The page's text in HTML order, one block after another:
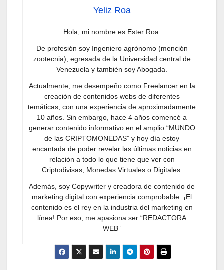
Yeliz Roa
Hola, mi nombre es Ester Roa.
De profesión soy Ingeniero agrónomo (mención
zootecnia), egresada de la Universidad central de
Venezuela y también soy Abogada.
Actualmente, me desempeño como Freelancer en la
creación de contenidos webs de diferentes
temáticas, con una experiencia de aproximadamente
10 años. Sin embargo, hace 4 años comencé a
generar contenido informativo en el amplio “MUNDO
de las CRIPTOMONEDAS” y hoy día estoy
encantada de poder revelar las últimas noticias en
relación a todo lo que tiene que ver con
Criptodivisas, Monedas Virtuales o Digitales.
Además, soy Copywriter y creadora de contenido de
marketing digital con experiencia comprobable. ¡El
contenido es el rey en la industria del marketing en
línea! Por eso, me apasiona ser “REDACTORA
WEB”